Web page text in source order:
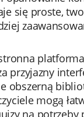
się proste,
przyjazny
obszerną
mogą
na potrzeby